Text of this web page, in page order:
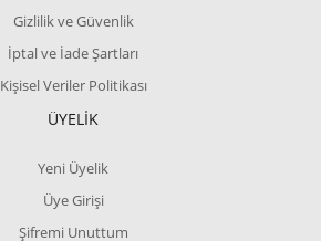
Gizlilik ve Güvenlik
İptal ve İade Şartları
Kişisel Veriler Politikası
ÜYELİK
Yeni Üyelik
Üye Girişi
Şifremi Unuttum